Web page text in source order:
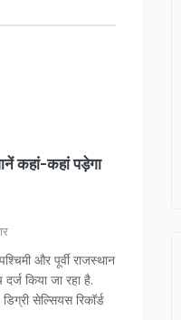
कहां-कहां पड़ेगा
और पूर्वी राजस्थान
किया जा रहा है.
सेल्सियस रिकॉर्ड